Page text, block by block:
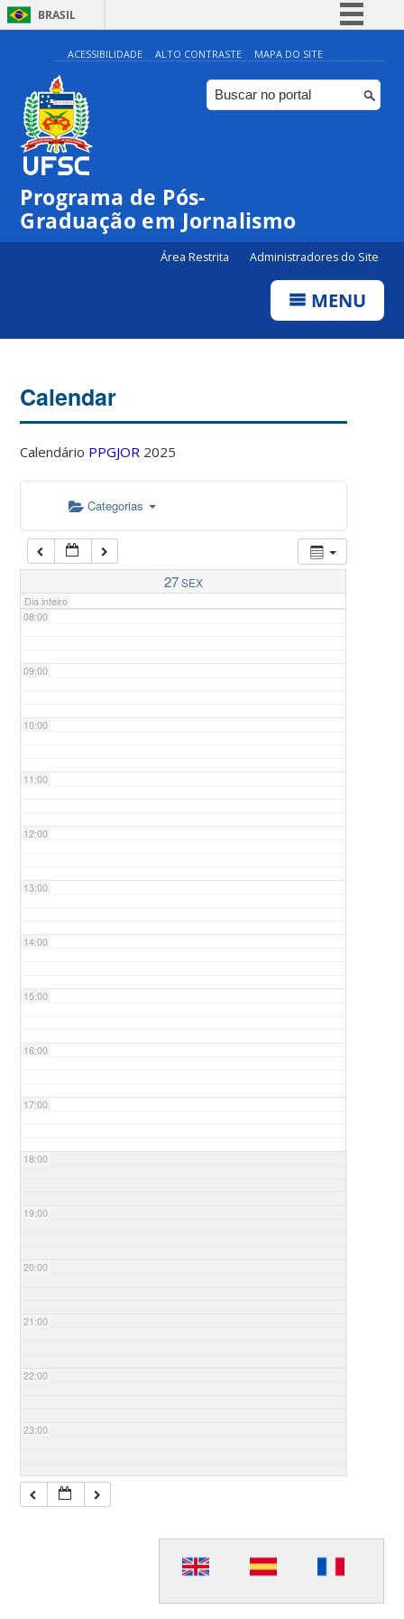
BRASIL
Simplifique!
Comunica BR
Participe
ACESSIBILIDADE ALTO CONTRASTE MAPA DO SITE
Programa de Pós-
Graduação em Jornalismo
Área Restrita Administradores do Site
MENU
Calendar
Calendário PPGJOR 2025
Categorias
27SEX
Dia inteiro
04:00
05:00
07:00
08:00
09:00
10:00
11:00
12:00
13:00
14:00
15:00
16:00
17:00
18:00
19:00
20:00
21:00
22:00
23:00